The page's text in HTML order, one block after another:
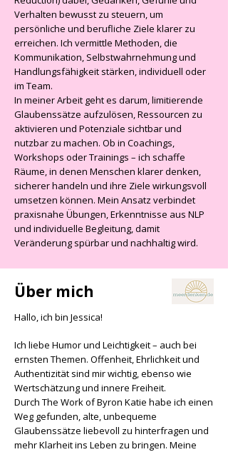
Verhalten bewusst zu steuern, um
persönliche und berufliche Ziele klarer zu
erreichen. Ich vermittle Methoden, die
Kommunikation, Selbstwahrnehmung und
Handlungsfähigkeit stärken, individuell oder
im Team.
In meiner Arbeit geht es darum, limitierende
Glaubenssätze aufzulösen, Ressourcen zu
aktivieren und Potenziale sichtbar und
nutzbar zu machen. Ob in Coachings,
Workshops oder Trainings – ich schaffe
Räume, in denen Menschen klarer denken,
sicherer handeln und ihre Ziele wirkungsvoll
umsetzen können. Mein Ansatz verbindet
praxisnahe Übungen, Erkenntnisse aus NLP
und individuelle Begleitung, damit
Veränderung spürbar und nachhaltig wird.
Über mich
Hallo, ich bin Jessica!
Ich liebe Humor und Leichtigkeit – auch bei
ernsten Themen. Offenheit, Ehrlichkeit und
Authentizität sind mir wichtig, ebenso wie
Wertschätzung und innere Freiheit.
Durch The Work of Byron Katie habe ich einen
Weg gefunden, alte, unbequeme
Glaubenssätze liebevoll zu hinterfragen und
mehr Klarheit ins Leben zu bringen. Meine